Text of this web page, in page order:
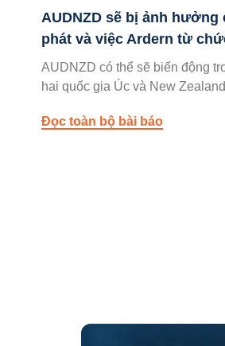
AUDNZD sẽ bị ảnh hưởng
phát và việc Ardern từ
AUDNZD có thể sẽ biến động
hai quốc gia Úc và New
Đọc toàn bộ bài báo